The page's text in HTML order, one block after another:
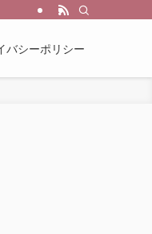
バシーポリシー